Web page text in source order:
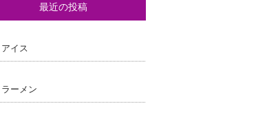
最近の投稿
アイス
ラーメン